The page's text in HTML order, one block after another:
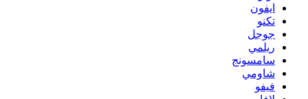
ايفون
تكنو
جوجل
ريلمي
سامسونج
شاومي
فيفو